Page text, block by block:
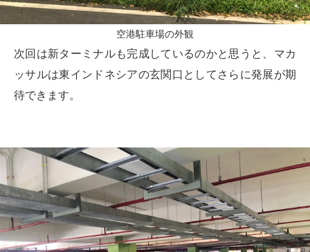
空港駐車場の外観
次回は新ターミナルも完成しているのかと思うと、マカ
ッサルは東インドネシアの玄関口としてさらに発展が期
待できます。